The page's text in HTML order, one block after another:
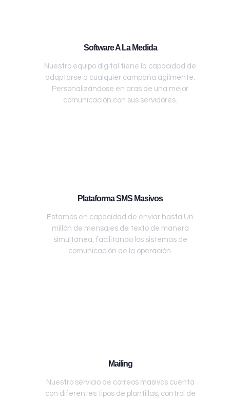
Software A La Medida
Nuestro equipo digital tiene la capacidad de
adaptarse a cualquier campaña ágilmente.
Personalizándose en aras de una mejor
comunicación con sus servidores.
Plataforma SMS Masivos
Estamos en capacidad de enviar hasta Un
millón de mensajes de texto de manera
simultánea, facilitando los sistemas de
comunicación de la operación.
Mailing
Nuestro servicio de correos masivos cuenta
con diferentes tipos de plantillas, control de